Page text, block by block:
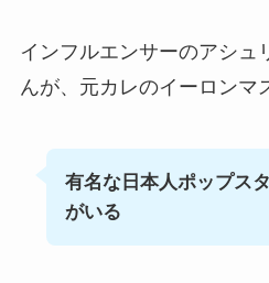
インフルエンサーのアシュ
んが、元カレのイーロンマ
有名な日本人ポップス
がいる